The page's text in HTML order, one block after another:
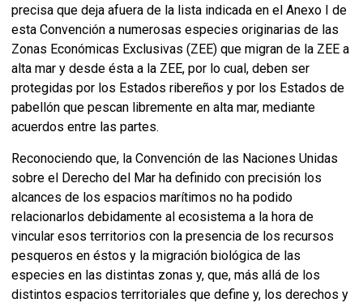
precisa que deja afuera de la lista indicada en el Anexo I de
esta Convención a numerosas especies originarias de las
Zonas Económicas Exclusivas (ZEE) que migran de la ZEE a
alta mar y desde ésta a la ZEE, por lo cual, deben ser
protegidas por los Estados ribereños y por los Estados de
pabellón que pescan libremente en alta mar, mediante
acuerdos entre las partes.
Reconociendo que, la Convención de las Naciones Unidas
sobre el Derecho del Mar ha definido con precisión los
alcances de los espacios marítimos no ha podido
relacionarlos debidamente al ecosistema a la hora de
vincular esos territorios con la presencia de los recursos
pesqueros en éstos y la migración biológica de las
especies en las distintas zonas y, que, más allá de los
distintos espacios territoriales que define y, los derechos y